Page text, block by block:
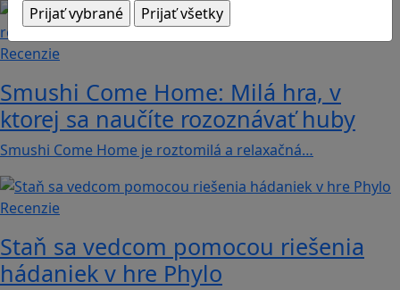
Recenzie
Smushi Come Home: Milá hra, v
ktorej sa naučíte rozoznávať huby
Smushi Come Home je roztomilá a relaxačná…
Recenzie
Staň sa vedcom pomocou riešenia
hádaniek v hre Phylo